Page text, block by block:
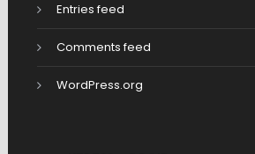
Entries feed
Comments feed
WordPress.org